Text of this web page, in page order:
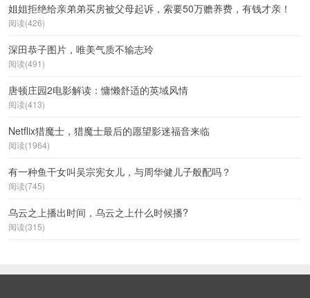
姐姐拒绝给亲弟弟买房被父母起诉，索要50万赡养费，有钱才亲！
阅读(426)
深田恭子图片，唯美气质不输志玲
阅读(491)
唐顿庄园2电影解读：慵懒舒适的英域风情
阅读(413)
Netflix猎魔士，猎魔士最后的愿望影迷福音来临
阅读(1964)
有一种鱼干女叫吴宗宪女儿，与周华健儿子般配吗？
阅读(745)
乌云之上播出时间，乌云之上什么时候播?
阅读(315)